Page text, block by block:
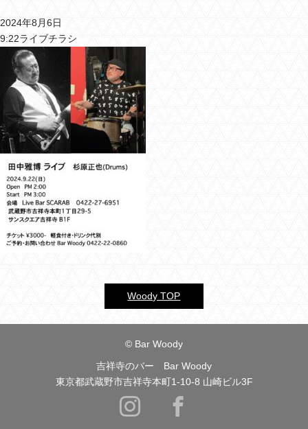
メニュー＆料金
おすすめカクテル
交通のご案内
フォトギャラリー
ブログ
2024年8月6日
9:22ライブチラシ
Woody TOP
© Bar Woody
吉祥寺のバー Bar Woody
東京都武蔵野市吉祥寺本町1-10-8 山崎ビル3F